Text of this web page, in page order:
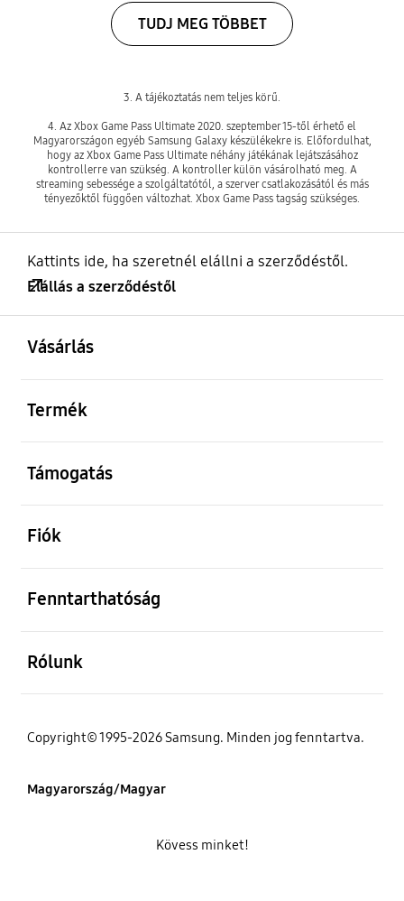
TUDJ MEG TÖBBET
3. A tájékoztatás nem teljes körű.
4. Az Xbox Game Pass Ultimate 2020. szeptember 15-től érhető el
Magyarországon egyéb Samsung Galaxy készülékekre is. Előfordulhat,
hogy az Xbox Game Pass Ultimate néhány játékának lejátszásához
kontrollerre van szükség. A kontroller külön vásárolható meg. A
streaming sebessége a szolgáltatótól, a szerver csatlakozásától és más
tényezőktől függően változhat. Xbox Game Pass tagság szükséges.
Kattints ide, ha szeretnél elállni a szerződéstől.
Elállás a szerződéstől
Vásárlás
Termék
Támogatás
Fiók
Fenntarthatóság
Rólunk
Copyright© 1995-2026 Samsung. Minden jog fenntartva.
Magyarország/Magyar
Kövess minket!